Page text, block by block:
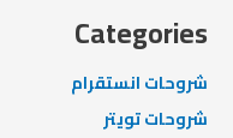
Categories
شروحات انستقرام
شروحات تويتر